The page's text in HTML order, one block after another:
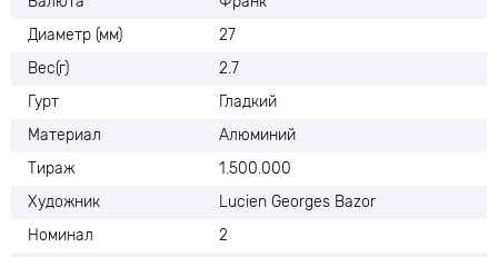
Диаметр (мм)
27
Вес(г)
2.7
Гурт
Гладкий
Материал
Алюминий
Тираж
1.500.000
Художник
Lucien Georges Bazor
Номинал
2